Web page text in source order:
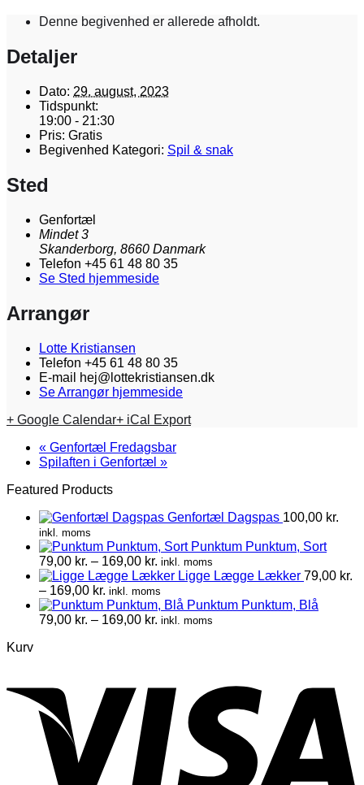
Denne begivenhed er allerede afholdt.
Detaljer
Dato: 29. august, 2023
Tidspunkt:
19:00 - 21:30
Pris: Gratis
Begivenhed Kategori: Spil & snak
Sted
Genfortæl
Mindet 3
Skanderborg, 8660 Danmark
Telefon +45 61 48 80 35
Se Sted hjemmeside
Arrangør
Lotte Kristiansen
Telefon +45 61 48 80 35
E-mail
hej@lottekristiansen.dk
Se Arrangør hjemmeside
+ Google Calendar+ iCal Export
« Genfortæl Fredagsbar
Spilaften i Genfortæl »
Featured Products
Genfortæl Dagspas 100,00 kr.
inkl. moms
Punktum Punktum, Sort
79,00 kr. – 169,00 kr. Prisinterval:
79,00 kr.
til
169,00 kr.
inkl. moms
Ligge Lægge Lækker 79,00 kr.
– 169,00 kr. Prisinterval:
79,00 kr.
til
inkl. moms
Punktum Punktum, Blå
79,00 kr. – 169,00 kr. Prisinterval:
inkl. moms
Kurv